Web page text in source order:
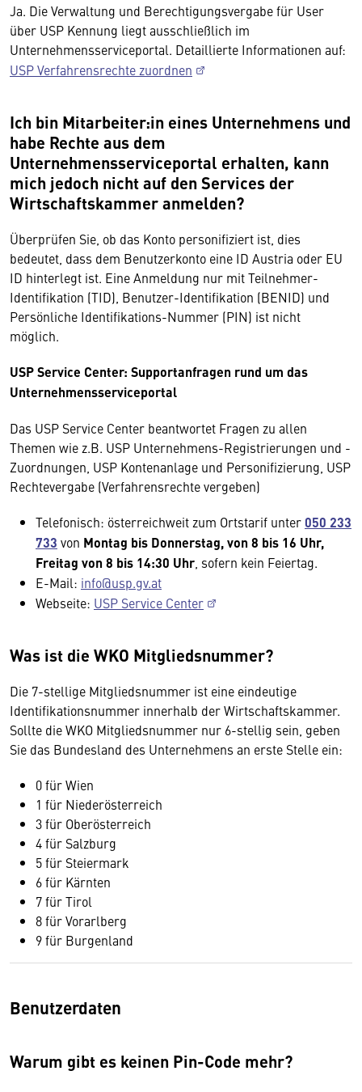
Ja. Die Verwaltung und Berechtigungsvergabe für User
über USP Kennung liegt ausschließlich im
Unternehmensserviceportal. Detaillierte Informationen auf:
USP Verfahrensrechte zuordnen
Ich bin Mitarbeiter:in eines Unternehmens und
habe Rechte aus dem
Unternehmensserviceportal erhalten, kann
mich jedoch nicht auf den Services der
Wirtschaftskammer anmelden?
Überprüfen Sie, ob das Konto personifiziert ist, dies
bedeutet, dass dem Benutzerkonto eine ID Austria oder EU
ID hinterlegt ist. Eine Anmeldung nur mit Teilnehmer-
Identifikation (TID), Benutzer-Identifikation (BENID) und
Persönliche Identifikations-Nummer (PIN) ist nicht
möglich.
USP Service Center: Supportanfragen rund um das
Unternehmensserviceportal
Das USP Service Center beantwortet Fragen zu allen
Themen wie z.B. USP Unternehmens-Registrierungen und -
Zuordnungen, USP Kontenanlage und Personifizierung, USP
Rechtevergabe (Verfahrensrechte vergeben)
Telefonisch: österreichweit zum Ortstarif unter050 233
733 von Montag bis Donnerstag, von 8 bis 16 Uhr,
Freitag von 8 bis 14:30 Uhr , sofern kein Feiertag.
E-Mail: info@usp.gv.at
Webseite: USP Service Center
Was ist die WKO Mitgliedsnummer?
Die 7-stellige Mitgliedsnummer ist eine eindeutige
Identifikationsnummer innerhalb der Wirtschaftskammer.
Sollte die WKO Mitgliedsnummer nur 6-stellig sein, geben
Sie das Bundesland des Unternehmens an erste Stelle ein:
0 für Wien
1 für Niederösterreich
3 für Oberösterreich
4 für Salzburg
5 für Steiermark
6 für Kärnten
7 für Tirol
8 für Vorarlberg
9 für Burgenland
Benutzerdaten
Warum gibt es keinen Pin-Code mehr?